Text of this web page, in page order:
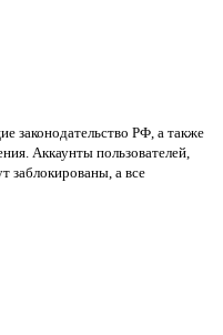
законодательство РФ, а также
Аккаунты пользователей,
заблокированы, а все